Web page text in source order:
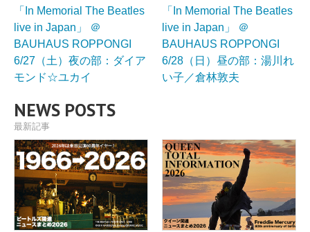
「In Memorial The Beatles
live in Japan」 ＠
BAUHAUS ROPPONGI
6/27（土）夜の部：ダイア
モンド☆ユカイ
「In Memorial The Beatles
live in Japan」 ＠
BAUHAUS ROPPONGI
6/28（日）昼の部：湯川れ
い子／倉林敦夫
NEWS POSTS
最新記事